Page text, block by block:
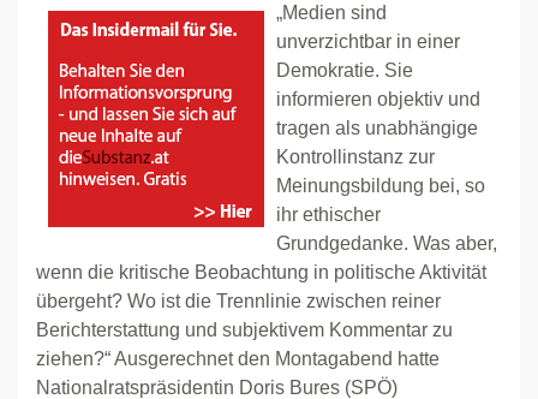
„Medien sind
unverzichtbar in einer
Demokratie. Sie
informieren objektiv und
tragen als unabhängige
Kontrollinstanz zur
Meinungsbildung bei, so
ihr ethischer
Grundgedanke. Was aber,
wenn die kritische Beobachtung in politische Aktivität
übergeht? Wo ist die Trennlinie zwischen reiner
Berichterstattung und subjektivem Kommentar zu
ziehen?“ Ausgerechnet den Montagabend hatte
Nationalratspräsidentin Doris Bures (SPÖ)